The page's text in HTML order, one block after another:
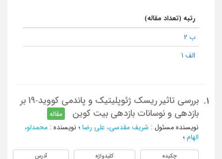
رتبه (تعداد مقاله)
ب 2
الف 1
1.
بررسی تاثیر ریسک ژئوپلیتیک و پاندمی کووید-19 بر
بازدهی و نوسانات بازدهی بیت‌ کوین
مقاله
نویسنده مسئول : شریف مقدسی، علی رضا ؛ نویسنده : محمدلو،
الهام ؛
چکیده کلیدواژه آدرس